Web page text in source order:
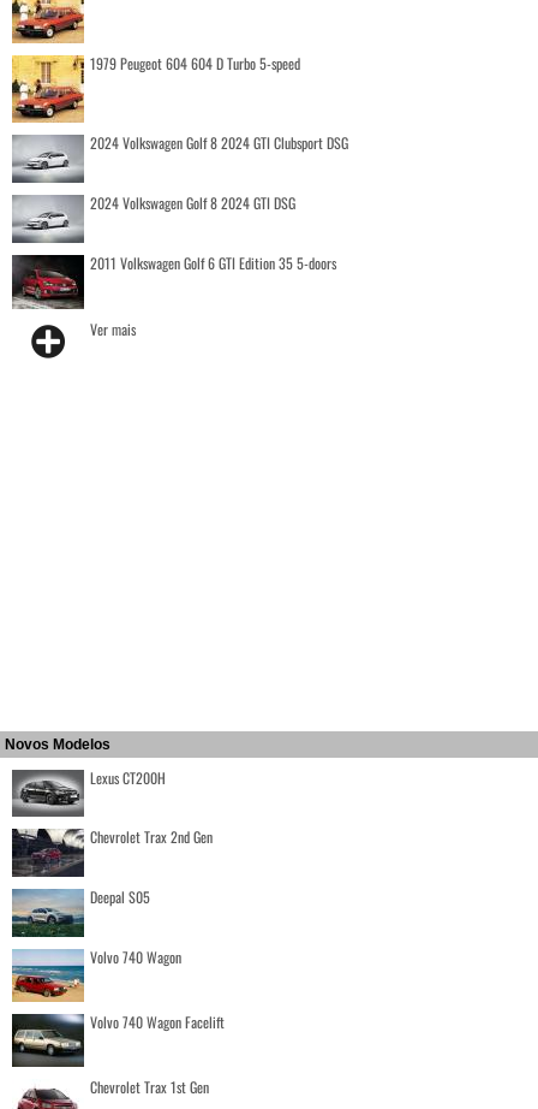
1979 Peugeot 604 604 D Turbo 5-speed
2024 Volkswagen Golf 8 2024 GTI Clubsport DSG
2024 Volkswagen Golf 8 2024 GTI DSG
2011 Volkswagen Golf 6 GTI Edition 35 5-doors
Ver mais
Novos Modelos
Lexus CT200H
Chevrolet Trax 2nd Gen
Deepal S05
Volvo 740 Wagon
Volvo 740 Wagon Facelift
Chevrolet Trax 1st Gen